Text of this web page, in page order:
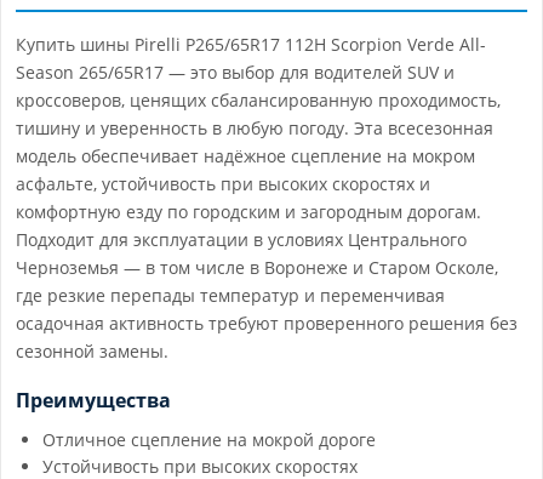
Купить шины Pirelli P265/65R17 112H Scorpion Verde All-
Season 265/65R17 — это выбор для водителей SUV и
кроссоверов, ценящих сбалансированную проходимость,
тишину и уверенность в любую погоду. Эта всесезонная
модель обеспечивает надёжное сцепление на мокром
асфальте, устойчивость при высоких скоростях и
комфортную езду по городским и загородным дорогам.
Подходит для эксплуатации в условиях Центрального
Черноземья — в том числе в Воронеже и Старом Осколе,
где резкие перепады температур и переменчивая
осадочная активность требуют проверенного решения без
сезонной замены.
Преимущества
Отличное сцепление на мокрой дороге
Устойчивость при высоких скоростях